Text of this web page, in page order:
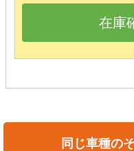
在庫
同じ車種の